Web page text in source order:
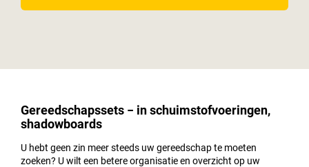
Gereedschapssets − in schuimstofvoeringen,
shadowboards
U hebt geen zin meer steeds uw gereedschap te moeten
zoeken? U wilt een betere organisatie en overzicht op uw